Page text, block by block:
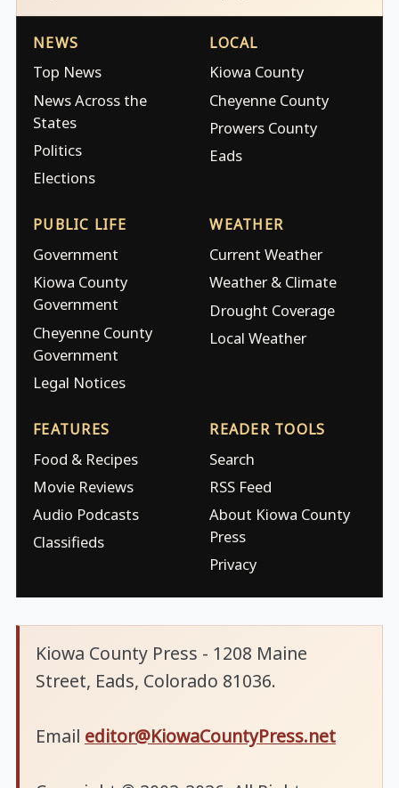
NEWS
Top News
News Across the
States
Politics
Elections
LOCAL
Kiowa County
Cheyenne County
Prowers County
Eads
PUBLIC LIFE
Government
Kiowa County
Government
Cheyenne County
Government
Legal Notices
WEATHER
Current Weather
Weather & Climate
Drought Coverage
Local Weather
FEATURES
Food & Recipes
Movie Reviews
Audio Podcasts
Classifieds
READER TOOLS
Search
RSS Feed
About Kiowa County
Press
Privacy
Kiowa County Press - 1208 Maine
Street, Eads, Colorado 81036.
Email editor@KiowaCountyPress.net